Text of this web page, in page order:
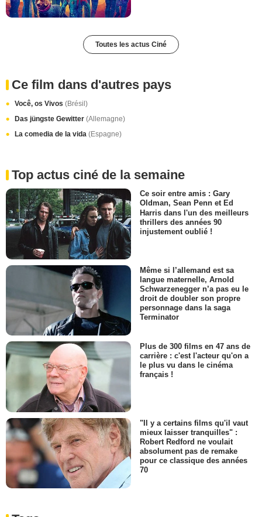
Toutes les actus Ciné
Ce film dans d'autres pays
Você, os Vivos (Brésil)
Das jüngste Gewitter (Allemagne)
La comedia de la vida (Espagne)
Top actus ciné de la semaine
Ce soir entre amis : Gary
Oldman, Sean Penn et Ed
Harris dans l'un des meilleurs
thrillers des années 90
injustement oublié !
Même si l’allemand est sa
langue maternelle, Arnold
Schwarzenegger n’a pas eu le
droit de doubler son propre
personnage dans la saga
Terminator
Plus de 300 films en 47 ans de
carrière : c'est l'acteur qu'on a
le plus vu dans le cinéma
français !
"Il y a certains films qu'il vaut
mieux laisser tranquilles" :
Robert Redford ne voulait
absolument pas de remake
pour ce classique des années
70